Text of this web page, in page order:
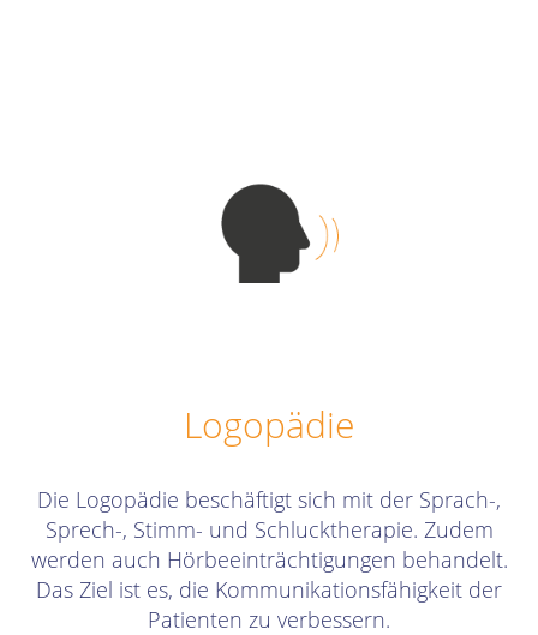
Logopädie
Die Logopädie beschäftigt sich mit der Sprach-,
Sprech-, Stimm- und Schlucktherapie. Zudem
werden auch Hörbeeinträchtigungen behandelt.
Das Ziel ist es, die Kommunikationsfähigkeit der
Patienten zu verbessern.